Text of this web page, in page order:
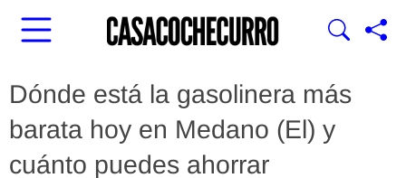
Dónde está la gasolinera más
barata hoy en Medano (El) y
cuánto puedes ahorrar